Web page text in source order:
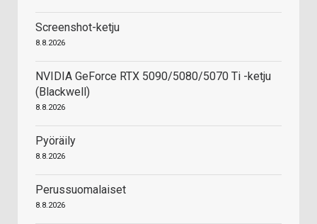
Screenshot-ketju
8.8.2026
NVIDIA GeForce RTX 5090/5080/5070 Ti -ketju
(Blackwell)
8.8.2026
Pyöräily
8.8.2026
Perussuomalaiset
8.8.2026